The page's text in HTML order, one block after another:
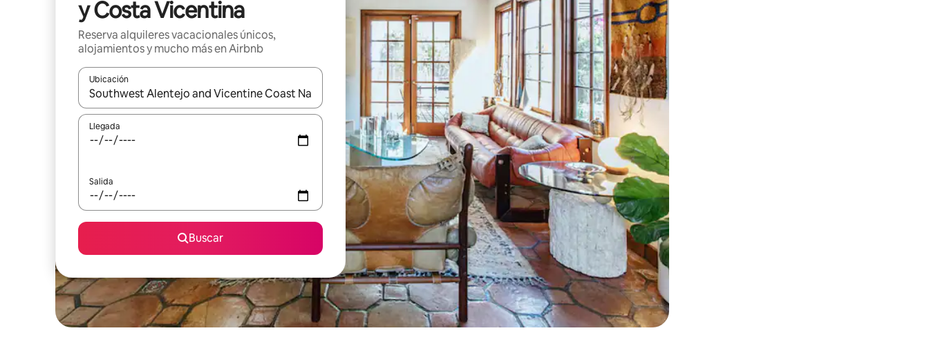
y Costa Vicentina
Reserva alquileres vacacionales únicos,
alojamientos y mucho más en Airbnb
Ubicación
Cuando los resultados estén disponibles, navega con las teclas de flecha hacia arriba y hacia abajo o explora con el tacto o desliza el dedo.
Llegada
Salida
Buscar